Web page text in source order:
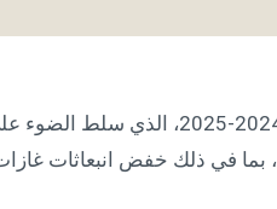
أصدرت شركة إل جي للإلكترونيات تقرير الاستدامة
أحرزته الشركة نحو تحقيق أهدافها البيئية لعام 2030، بما في